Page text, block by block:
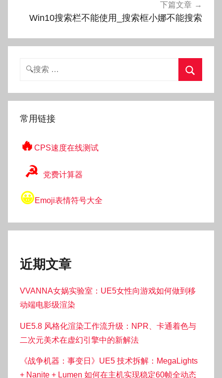
下篇文章
Win10搜索栏不能使用_搜索框小娜不能搜索
搜
索
常用链接
🔥 CPS速度在线测试
☭ 党费计算器
😀Emoji表情符号大全
近期文章
VVANNA女娲实验室：UE5女性向游戏如何做到移
动端电影级渲染
UE5.8 风格化渲染工作流升级：NPR、卡通着色与
二次元美术在虚幻引擎中的新解法
《战争机器：事变日》UE5 技术拆解：MegaLights
+ Nanite + Lumen 如何在主机实现稳定60帧全动态